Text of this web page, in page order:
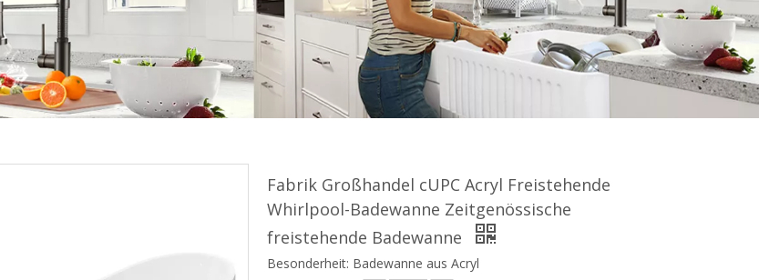
Fabrik Großhandel cUPC Acryl Freistehende
Whirlpool-Badewanne Zeitgenössische
freistehende Badewanne
Besonderheit: Badewanne aus Acryl